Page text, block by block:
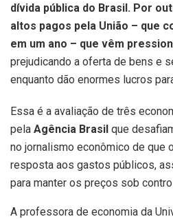
dívida pública do Brasil. Por
altos pagos pela União – que
em um ano – que vêm
prejudicando a oferta de bens e
enquanto dão enormes lucros
Essa é a avaliação de três
pela Agência Brasil que
no jornalismo econômico de que
resposta aos gastos públicos,
para manter os preços sob
A professora de economia da